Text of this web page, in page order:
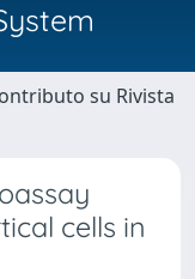
su Rivista
cells in